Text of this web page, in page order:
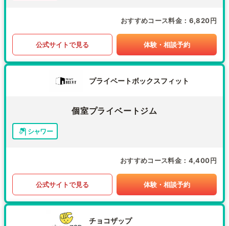
おすすめコース料金 6,820円
公式サイトで見る 体験・相談予約
プライベートボックスフィット
個室プライベートジム
シャワー
おすすめコース料金 4,400円
公式サイトで見る 体験・相談予約
チョコザップ